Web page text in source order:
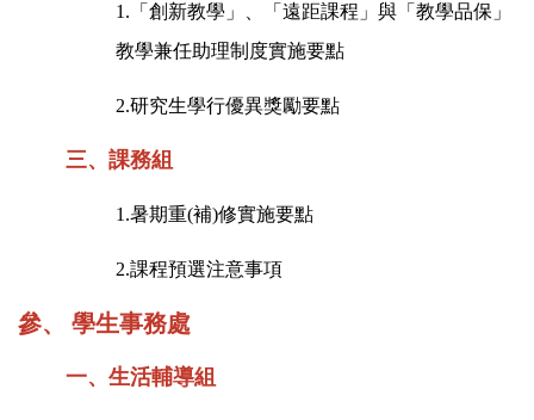
1. 「創新教學」、「遠距課程」與「教學品保」
教學兼任助理制度實施要點
2.研究生學行優異獎勵要點
三、 課務組
1.暑期重(補)修實施要點
2.課程預選注意事項
參、 學生事務處
一、 生活輔導組